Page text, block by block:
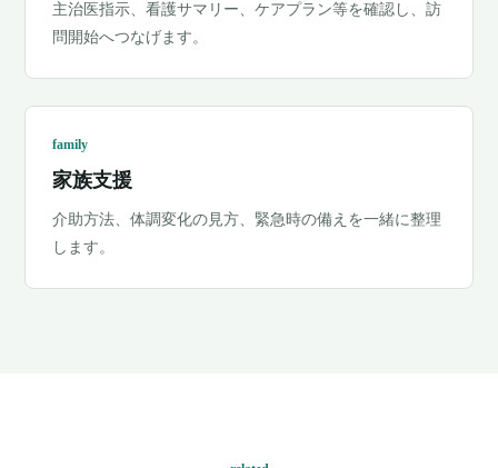
主治医指示、看護サマリー、ケアプラン等を確認し、訪
問開始へつなげます。
family
家族支援
介助方法、体調変化の見方、緊急時の備えを一緒に整理
します。